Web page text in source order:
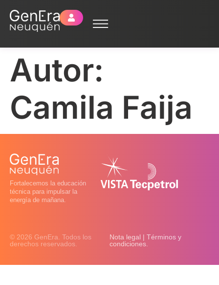
Autor:
Camila Faija
Fortalecemos la educación
técnica para impulsar la
energía de mañana.
© 2026 GenEra. Todos los
derechos reservados.
Nota legal | Términos y
condiciones.